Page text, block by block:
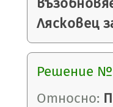
Лясковец
Решение №
Относно: